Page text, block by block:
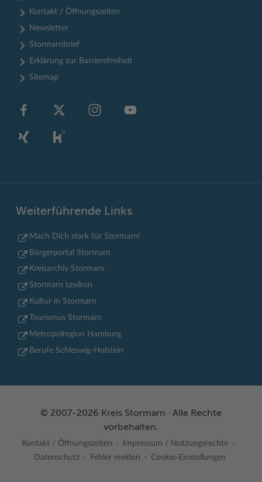
Kontakt / Öffnungszeiten
Newsletter
Stormarnbrief
Erklärung zur Barrierefreiheit
Sitemap
Weiterführende Links
Mach Dich stark für Stormarn!
Bürgerportal Stormarn
Kreisarchiv Stormarn
Stormarn Lexikon
Kultur in Stormarn
Tourismus Stormarn
Metropolregion Hamburg
Berufe Schleswig-Holstein
© 2007-2026 Kreis Stormarn · Alle Rechte
vorbehalten.
Kontakt / Öffnungszeiten
Impressum / Nutzungsrechte
Datenschutz
Fehler melden Cookie-Einstellungen